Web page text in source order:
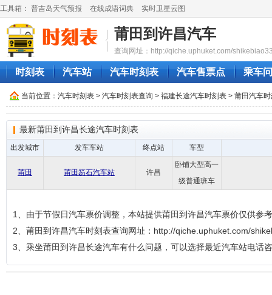
工具箱： 普吉岛天气预报 在线成语词典 实时卫星云图
莆田到许昌汽车
查询网址：http://qiche.uphuket.com/
时刻表 汽车站 汽车时刻表 汽车售票点 乘车
当前位置： 汽车时刻表 > 汽车时刻表查询 > 福建长途汽车时刻表 > 莆田汽车
最新莆田到许昌长途汽车时刻表
出发城市 发车车站 终点站 车型
莆田 莆田笏石汽车站 许昌
卧铺大型高一
级普通班车
1、由于节假日汽车票价调整，本站提供莆田到许昌汽车票价仅供参
2、莆田到许昌汽车时刻表查询网址：http://qiche.uphuket.com/
3、乘坐莆田到许昌长途汽车有什么问题，可以选择最近汽车站电话